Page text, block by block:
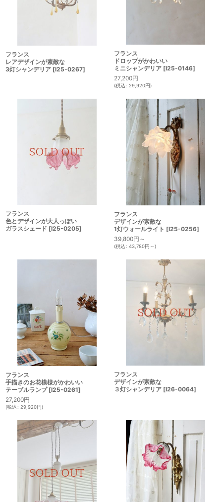
フランス
レアデザインが素敵な
3灯シャンデリア [I25-0267]
フランス
ドロップがかわいい
ミニシャンデリア [I25-0146]
27,200円
(税込: 29,920円)
フランス
色とデザインが大人っぽい
ガラスシェード [I25-0205]
フランス
デザインが素敵な
1灯ウォールライト [I25-0256]
39,800円 ～
(税込: 43,780円 ～)
フランス
手描きのお花模様がかわいい
テーブルランプ [I25-0261]
27,200円
(税込: 29,920円)
フランス
デザインが素敵な
３灯シャンデリア [I26-0064]